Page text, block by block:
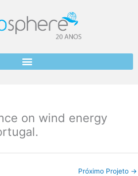
on wind energy
Próximo Projeto →